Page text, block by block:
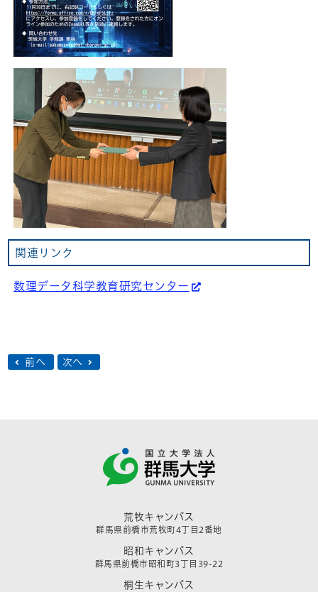
関連リンク
数理データ科学教育研究センター
前へ 次へ
荒牧キャンパス
群馬県前橋市荒牧町4丁目2番地
昭和キャンパス
群馬県前橋市昭和町3丁目39-22
桐生キャンパス